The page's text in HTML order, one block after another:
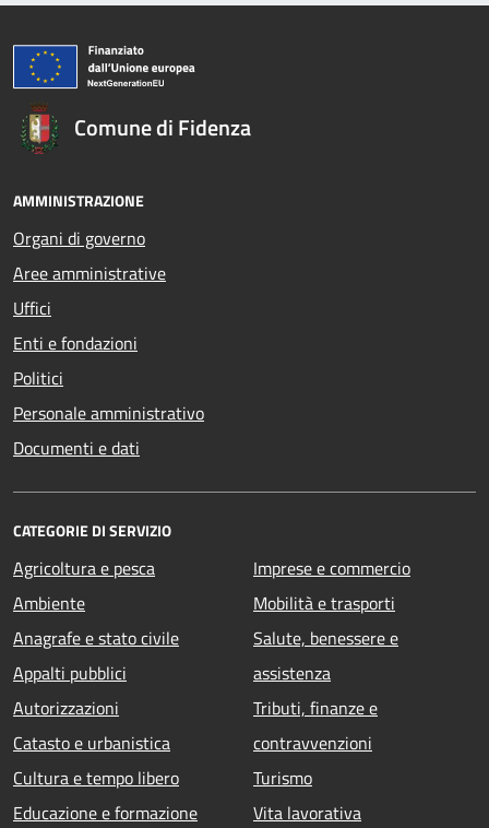
Comune di Fidenza
AMMINISTRAZIONE
Organi di governo
Aree amministrative
Uffici
Enti e fondazioni
Politici
Personale amministrativo
Documenti e dati
CATEGORIE DI SERVIZIO
Agricoltura e pesca
Ambiente
Anagrafe e stato civile
Appalti pubblici
Autorizzazioni
Catasto e urbanistica
Cultura e tempo libero
Educazione e formazione
Imprese e commercio
Mobilità e trasporti
Salute, benessere e
assistenza
Tributi, finanze e
contravvenzioni
Turismo
Vita lavorativa